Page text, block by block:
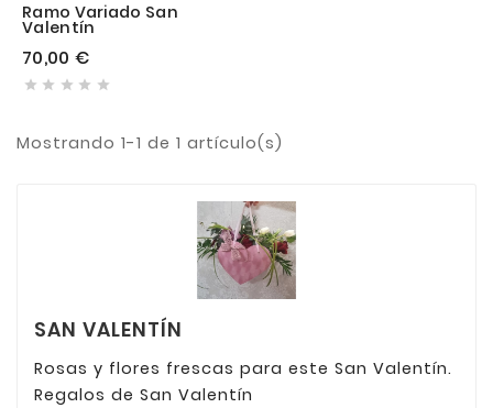
Ramo Variado San
Valentín
70,00 €
    
Mostrando 1-1 de 1 artículo(s)
SAN VALENTÍN
Rosas y flores frescas para este San Valentín.
Regalos de San Valentín